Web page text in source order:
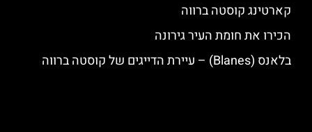
קארטינג קוסטה ברווה
הכירו את חומת העיר גירונה
בלאנס (Blanes) – עיירת הדייגים של קוסטה ברווה